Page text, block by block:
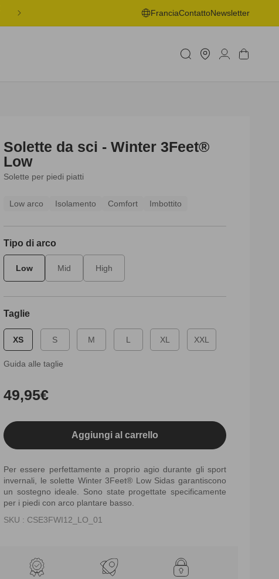
CONSEGNA GRATUITA IN PUNTO DI RITIRO A PARTIRE DA 50€ -
MAGGIORI INFORMAZIONI
FranciaContattoNewsletter
Trova
negozioAccediCarrello
Solette da sci - Winter 3Feet®
Low
Solette per piedi piatti
Low arco Isolamento Comfort Imbottito
Tipo di arco
Low Mid High
Taglie
XS S M L XL XXL
Guida alle taglie
Prezzo
49,95€
Aggiungi al carrello
Per essere perfettamente a proprio agio durante gli sport
invernali, le solette Winter 3Feet® Low Sidas garantiscono
un sostegno ideale. Sono state progettate specificamente
per i piedi con arco plantare basso.
SKU : CSE3FWI12_LO_01